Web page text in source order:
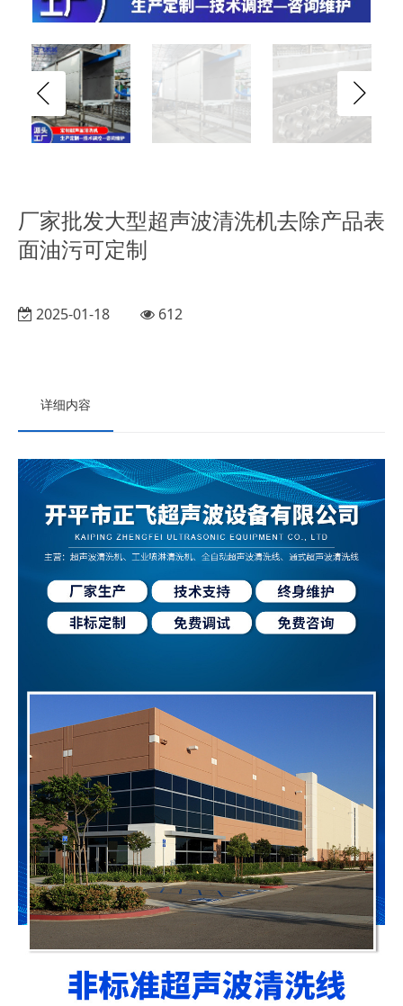
厂家批发大型超声波清洗机去除产品表
面油污可定制
2025-01-18 612
详细内容